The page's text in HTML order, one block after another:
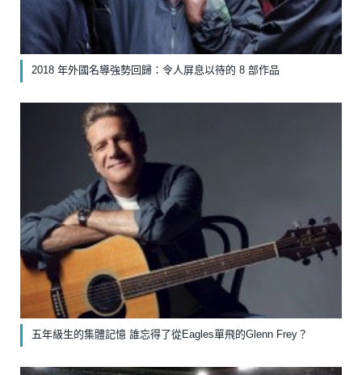
2018 年外國名導強勢回歸：令人屏息以待的 8 部作品
五年級生的集體記憶 誰忘得了從Eagles單飛的Glenn Frey？